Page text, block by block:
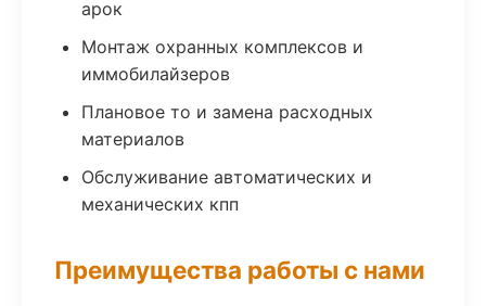
арок
Монтаж охранных комплексов и
иммобилайзеров
Плановое то и замена расходных
материалов
Обслуживание автоматических и
механических кпп
Преимущества работы с нами